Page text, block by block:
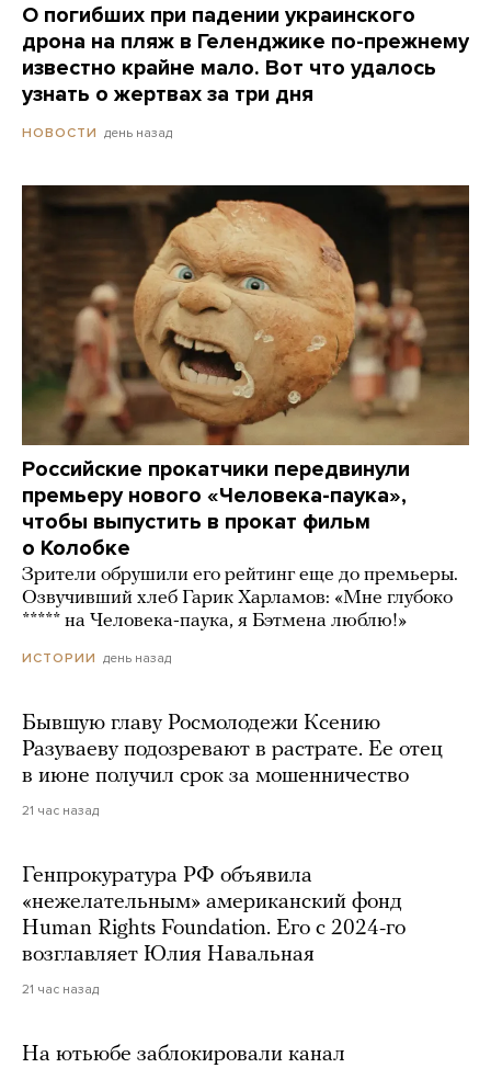
О погибших при падении украинского
дрона на пляж в Геленджике по-прежнему
известно крайне мало. Вот что удалось
узнать о жертвах за три дня
НОВОСТИ день назад
Российские прокатчики передвинули
премьеру нового «Человека-паука»,
чтобы выпустить в прокат фильм
о Колобке
Зрители обрушили его рейтинг еще до премьеры.
Озвучивший хлеб Гарик Харламов: «Мне глубоко
***** на Человека-паука, я Бэтмена люблю!»
ИСТОРИИ день назад
Бывшую главу Росмолодежи Ксению
Разуваеву подозревают в растрате. Ее отец
в июне получил срок за мошенничество
21 час назад
Генпрокуратура РФ объявила
«нежелательным» американский фонд
Human Rights Foundation. Его с 2024-го
возглавляет Юлия Навальная
21 час назад
На ютьюбе заблокировали канал